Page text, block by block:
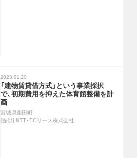
2023.01.20
「建物賃貸借方式」という事業採択
で、初期費用を抑えた体育館整備を計
画
宮城県柴田町
[提供] NTT・TCリース株式会社